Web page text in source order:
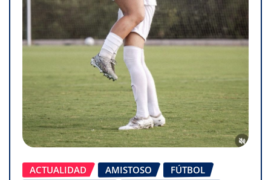
ACTUALIDAD AMISTOSO
FÚTBOL